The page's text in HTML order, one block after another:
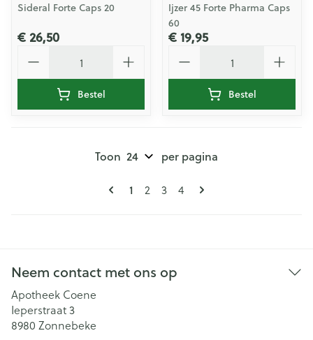
Sideral Forte Caps 20
€ 26,50
Bestel
Ijzer 45 Forte Pharma Caps
60
€ 19,95
Bestel
Pagina's
U lees momenteel pagina
1 Pagina
2 Pagina
3 Pagina
4
Toon per pagina
Neem contact met ons op
Apotheek Coene
Ieperstraat 3
8980 Zonnebeke